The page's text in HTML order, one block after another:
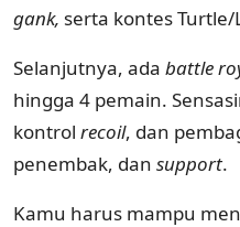
gank, serta kontes Turtle/
Selanjutnya, ada battle
hingga 4 pemain.
kontrol recoil, dan
penembak, dan support.
Kamu harus mampu